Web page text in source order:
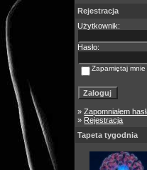
Rejestracja
Użytkownik:
Hasło:
Zapamiętaj mnie
»Zapomniałem
» Rejestracja
Tapeta tygodnia